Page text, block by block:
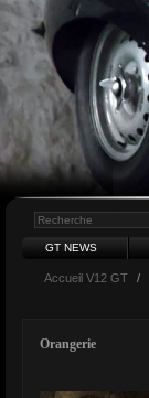
GT NEWS
Accueil V12 GT /
Orangerie